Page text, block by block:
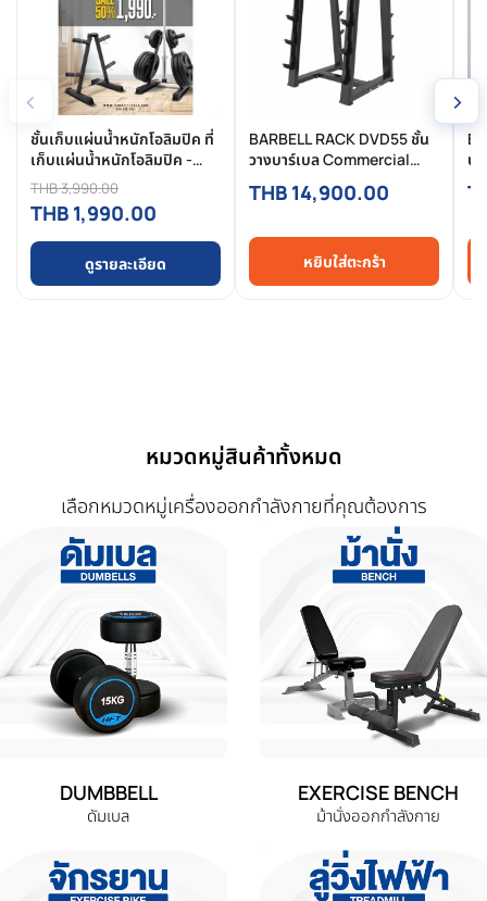
‹
ชั้นเก็บแผ่นน้ำหนักโอลิมปิค ที่
เก็บแผ่นน้ำหนักโอลิมปิค -
Plates tree
THB 3,990.00
THB 1,990.00
ดูรายละเอียด
BARBELL RACK DVD55 ชั้น
วางบาร์เบล Commercial
แข็งแรง จัดเก็บเป็นระเบียบ
ปลอดภัย
THB 14,900.00
หยิบใส่ตะกร้า
บ
›
หมวดหมู่สินค้าทั้งหมด
เลือกหมวดหมู่เครื่องออกกำลังกายที่คุณต้องการ
DUMBBELL
ดัมเบล
EXERCISE BENCH
ม้านั่งออกกำลังกาย